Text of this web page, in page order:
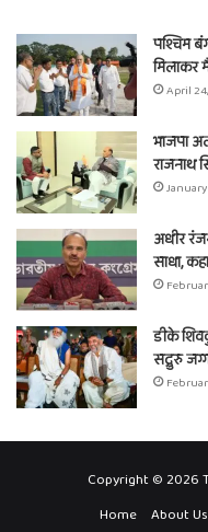
पश्चिम
मिलाकर
April
भाजपा
राजनाथ
अधीर
साधा,
डीके
सद्गुरु
Copyright © 2026
Home
About Us